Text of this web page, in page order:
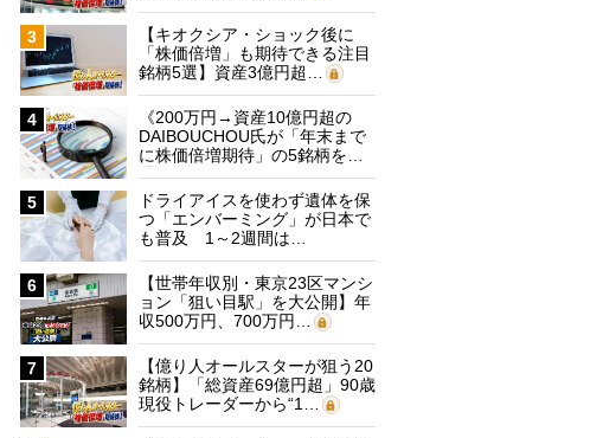
3
【キオクシア・ショック後に
「株価倍増」も期待できる注目
銘柄5選】資産3億円超…
4
《200万円→資産10億円超の
DAIBOUCHOU氏が「年末まで
に株価倍増期待」の5銘柄を…
5
ドライアイスを使わず遺体を保
つ「エンバーミング」が日本で
も普及 1～2週間は…
6
【世帯年収別・東京23区マンシ
ョン「狙い目駅」を大公開】年
収500万円、700万円…
7
【億り人オールスターが狙う20
銘柄】「総資産69億円超」90歳
現役トレーダーから“1…